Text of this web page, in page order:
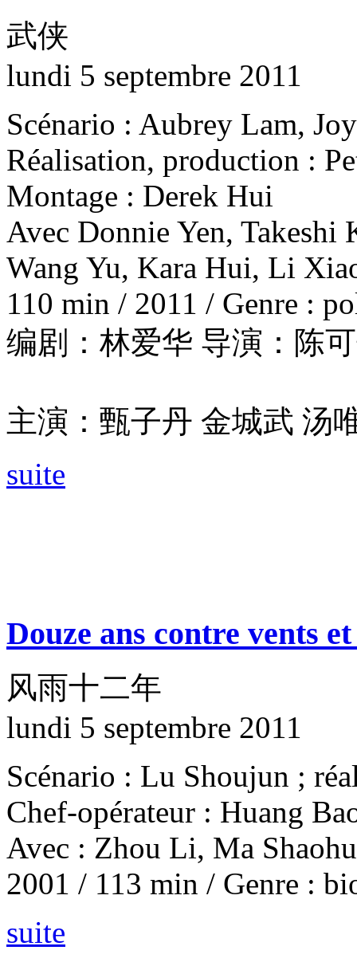
武侠
lundi 5 septembre 2011
Scénario : Aubrey Lam,
Réalisation, production :
Montage : Derek Hui
Avec Donnie Yen, Takeshi
Wang Yu, Kara Hui, Li
110 min / 2011 / Genre :
编剧：林爱华 导演：陈
主演：甄子丹 金城武 汤
suite
Douze ans contre vents
风雨十二年
lundi 5 septembre 2011
Scénario : Lu Shoujun ;
Chef-opérateur : Huang
Avec : Zhou Li, Ma
2001 / 113 min / Genre :
suite